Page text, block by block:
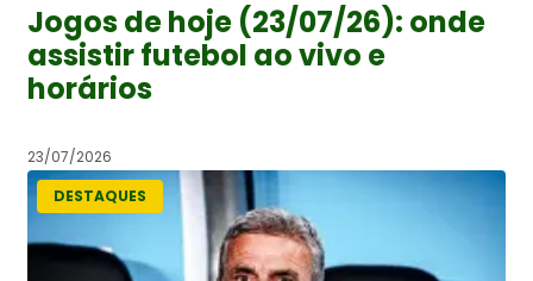
Jogos de hoje (23/07/26): onde
assistir futebol ao vivo e
horários
23/07/2026
DESTAQUES